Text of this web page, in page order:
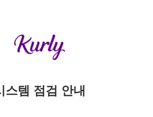
스템 점검 안내